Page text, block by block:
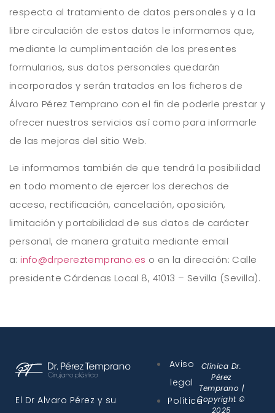
respecta al tratamiento de datos personales y a la
libre circulación de estos datos le informamos que,
mediante la cumplimentación de los presentes
formularios, sus datos personales quedarán
incorporados y serán tratados en los ficheros de
Álvaro Pérez Temprano con el fin de poderle prestar y
ofrecer nuestros servicios así como para informarle
de las mejoras del sitio Web.
Le informamos también de que tendrá la posibilidad
en todo momento de ejercer los derechos de
acceso, rectificación, cancelación, oposición,
limitación y portabilidad de sus datos de carácter
personal, de manera gratuita mediante email
a:info@drpereztemprano.es o en la dirección: Calle
presidente Cárdenas Local 8, 41013 – Sevilla (Sevilla).
El Dr Alvaro Pérez y su
Aviso
legal
Política
Clínica Dr.
Pérez
Temprano |
Copyright ©
2025